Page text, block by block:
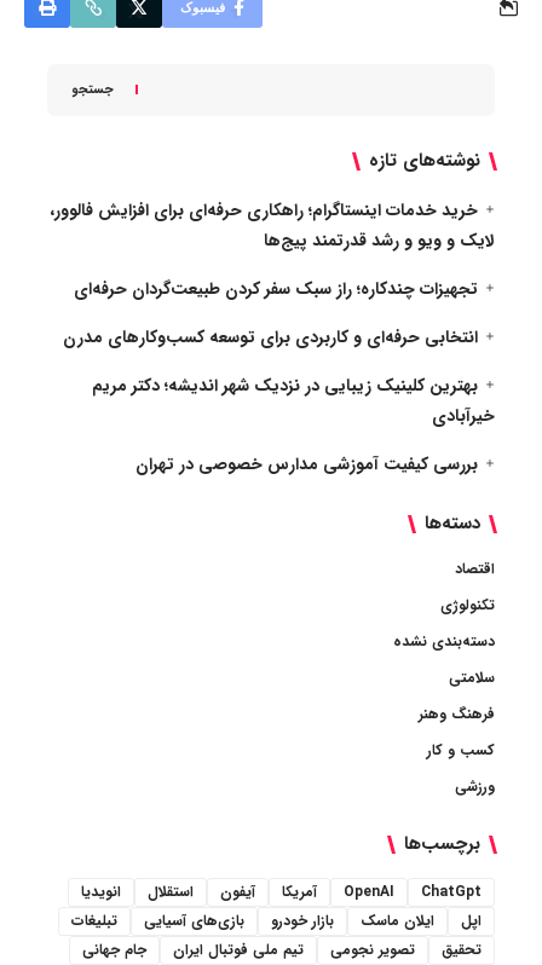
فیسبوک
جستجو
نوشته‌های تازه
خرید خدمات اینستاگرام؛ راهکاری حرفه‌ای برای افزایش فالوور،
لایک و ویو و رشد قدرتمند پیج‌ها
تجهیزات چندکاره؛ راز سبک سفر کردن طبیعت‌گردان حرفه‌ای
انتخابی حرفه‌ای و کاربردی برای توسعه کسب‌وکارهای مدرن
بهترین کلینیک زیبایی در نزدیک شهر اندیشه؛ دکتر مریم
خیرآبادی
بررسی کیفیت آموزشی مدارس خصوصی در تهران
دسته‌ها
اقتصاد
تکنولوژی
دسته‌بندی نشده
سلامتی
فرهنگ وهنر
کسب و کار
ورزشی
برچسب‌ها
ChatGpt
OpenAI آمریکا آیفون استقلال
انویدیا
اپل
ایلان ماسک بازار خودرو بازی‌های آسیایی
تبلیغات
تحقیق
تصویر نجومی تیم ملی فوتبال ایران
جام جهانی